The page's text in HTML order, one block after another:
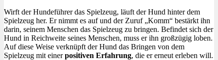
Wirft der Hundeführer das Spielzeug, läuft der Hund hinter dem
Spielzeug her. Er nimmt es auf und der Zuruf „Komm“ bestärkt ihn
darin, seinem Menschen das Spielzeug zu bringen. Befindet sich der
Hund in Reichweite seines Menschen, muss er ihn großzügig loben.
Auf diese Weise verknüpft der Hund das Bringen von dem
Spielzeug mit einerpositiven Erfahrung, die er erneut erleben will.